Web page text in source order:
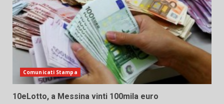
Comunicati Stampa
10eLotto, a Messina vinti 100mila euro